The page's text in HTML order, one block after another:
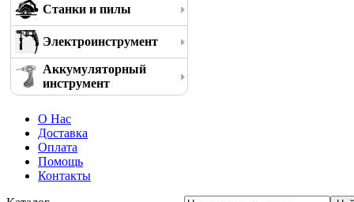
Станки и пилы
Электроинструмент
Аккумуляторный
инструмент
О Нас
Доставка
Оплата
Помощь
Контакты